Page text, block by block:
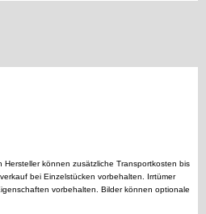
können zusätzliche Transportkosten bis
bei Einzelstücken vorbehalten. Irrtümer
vorbehalten. Bilder können optionale